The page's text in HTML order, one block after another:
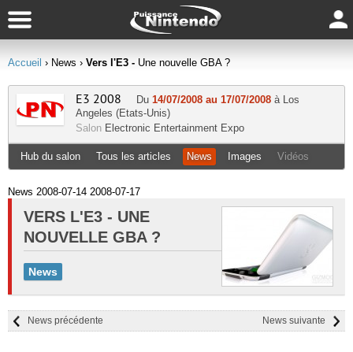
Accueil › News › Vers l'E3 - Une nouvelle GBA ?
E3 2008 Du 14/07/2008 au 17/07/2008 à Los
Angeles (Etats-Unis)
Salon Electronic Entertainment Expo
Hub du salon Tous les articles News Images Vidéos
News 2008-07-14 2008-07-17
VERS L'E3 - UNE
NOUVELLE GBA ?
News
News suivante
News précédente